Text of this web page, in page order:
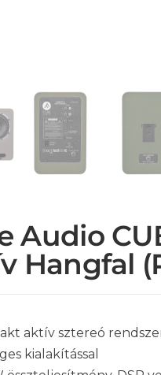
Audio
Hangfal
aktív sztereó
kialakítással